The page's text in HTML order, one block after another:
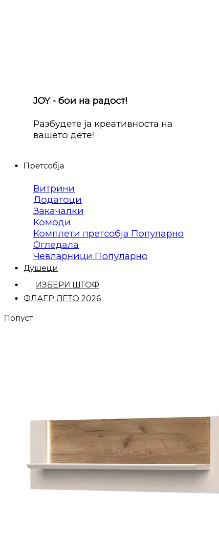
JOY - бои на радост!
Разбудете ја креативноста на
вашето дете!
Претсобја
Витрини
Додатоци
Закачалки
Комоди
Комплети претсобја
Огледала
Чевларници
Душеци
ИЗБЕРИ ШТОФ
ФЛАЕР ЛЕТО 2026
Попуст